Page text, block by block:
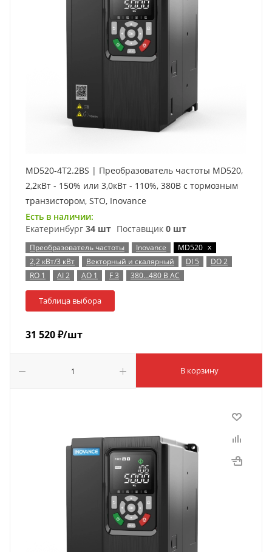
MD520-4T2.2BS | Преобразователь частоты MD520,
2,2кВт - 150% или 3,0кВт - 110%, 380В с тормозным
транзистором, STO, Inovance
Есть в наличии:
Екатеринбург 34 шт Поставщик 0 шт
Преобразователь частоты Inovance MD520 x
2,2 кВт/3 кВт
Векторный и скалярный DI 5
DO 2
RO 1
AI 2 AO 1 F 3 380…480 В AC
Таблица выбора
31 520₽/шт
В корзину